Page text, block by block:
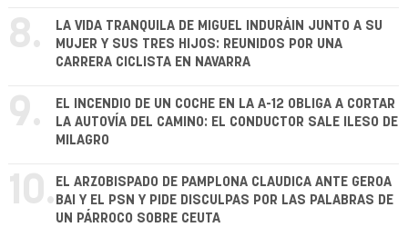
8.
LA VIDA TRANQUILA DE MIGUEL INDURÁIN JUNTO A SU
MUJER Y SUS TRES HIJOS: REUNIDOS POR UNA
CARRERA CICLISTA EN NAVARRA
9.
EL INCENDIO DE UN COCHE EN LA A-12 OBLIGA A CORTAR
LA AUTOVÍA DEL CAMINO: EL CONDUCTOR SALE ILESO DE
MILAGRO
10. EL ARZOBISPADO DE PAMPLONA CLAUDICA ANTE GEROA
BAI Y EL PSN Y PIDE DISCULPAS POR LAS PALABRAS DE
UN PÁRROCO SOBRE CEUTA